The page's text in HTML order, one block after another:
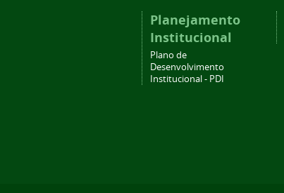
Planejamento
Institucional
Plano de
Desenvolvimento
Institucional - PDI